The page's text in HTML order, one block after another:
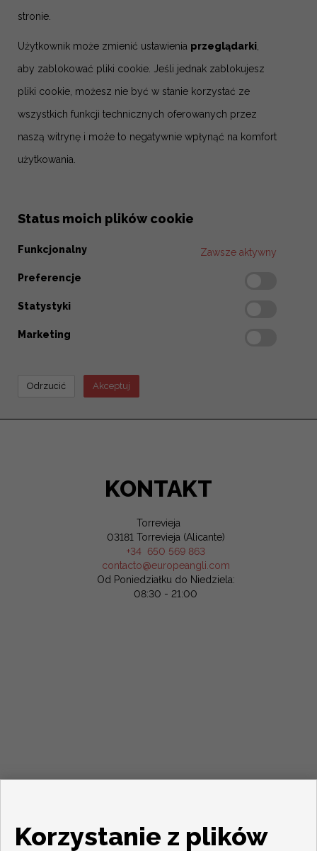
stronie.
Użytkownik może zmienić ustawienia przeglądarki
aby zablokować pliki cookie. Jeśli jednak zablokujesz
pliki cookie, możesz nie być w stanie korzystać ze
wszystkich funkcji technicznych oferowanych przez
naszą witrynę i może to negatywnie wpłynąć na komfort
użytkowania.
Status moich plików cookie
Funkcjonalny Zawsze aktywny
Preferencje
Statystyki
Marketing
KONTAKT
Torrevieja
03181 Torrevieja (Alicante)
+34 650 569 863
contacto@europeangli.com
Od Poniedziałku do Niedziela:
08:30 - 21:00
Korzystanie z plików